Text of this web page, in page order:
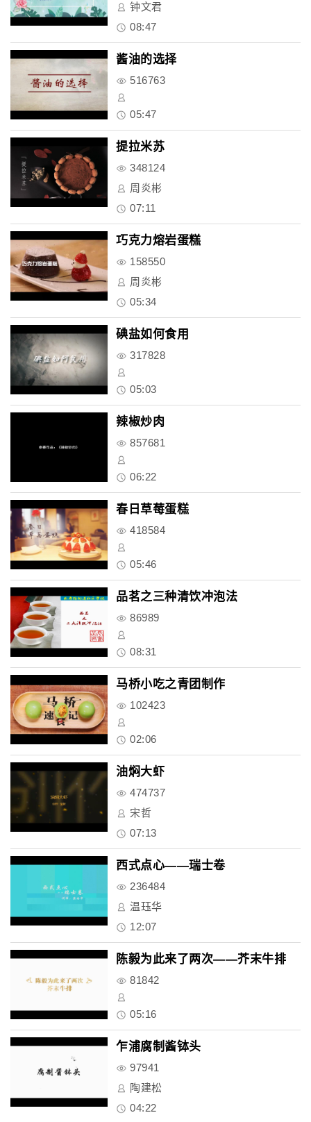
钟文君
08:47
酱油的选择
516763
05:47
提拉米苏
348124
周炎彬
07:11
巧克力熔岩蛋糕
158550
周炎彬
05:34
碘盐如何食用
317828
05:03
辣椒炒肉
857681
06:22
春日草莓蛋糕
418584
05:46
品茗之三种清饮冲泡法
86989
08:31
马桥小吃之青团制作
102423
02:06
油焖大虾
474737
宋哲
07:13
西式点心——瑞士卷
236484
温珏华
12:07
陈毅为此来了两次——芥末牛排
81842
05:16
乍浦腐制酱钵头
97941
陶建松
04:22